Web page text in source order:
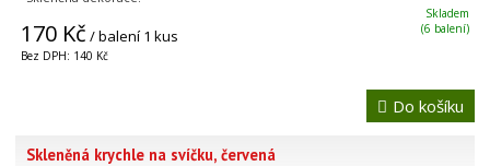
170 Kč / balení 1 kus
Bez DPH: 140 Kč
Skladem
(6 balení)
Do košíku
Skleněná krychle na svíčku, červená